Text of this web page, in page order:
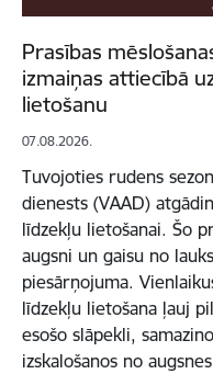
Prasības
izmaiņas attiecībā
lietošanu
07.08.2026.
Tuvojoties rudens
dienests (VAAD)
līdzekļu lietošanai. Šo
augsni un gaisu no
piesārņojuma.
līdzekļu lietošana ļauj
esošo slāpekli,
izskalošanos no